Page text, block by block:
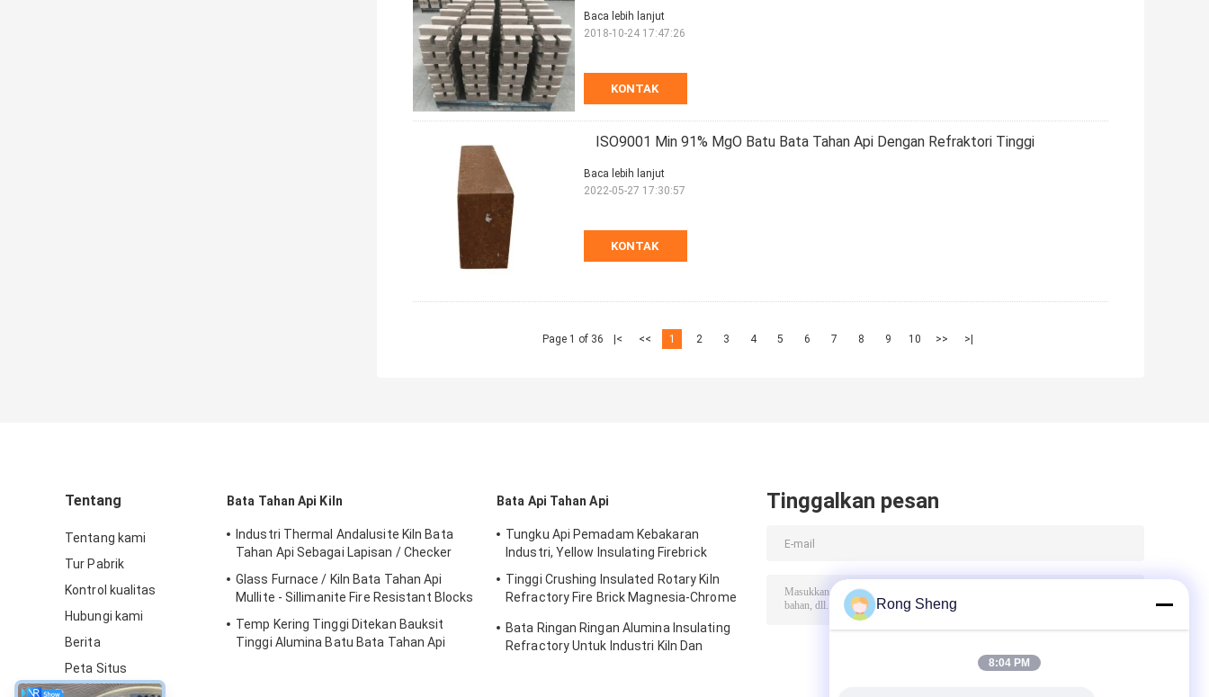
KONTAK
Baca lebih lanjut
2018-10-24 17:47:26
ISO9001 Min 91% MgO Batu Bata Tahan Api Dengan Refraktori Tinggi
KONTAK
Baca lebih lanjut
2022-05-27 17:30:57
Page 1 of 36 |< << 1 2 3 4 5 6 7 8 9 10 >> >|
Tentang
Tentang kami
Tur Pabrik
Kontrol kualitas
Hubungi kami
Berita
Peta Situs
Bata Tahan Api Kiln
Industri Thermal Andalusite Kiln Bata
Tahan Api Sebagai Lapisan / Checker
Glass Furnace / Kiln Bata Tahan Api
Mullite - Sillimanite Fire Resistant Blocks
Temp Kering Tinggi Ditekan Bauksit
Tinggi Alumina Batu Bata Tahan Api
Bata Api Tahan Api
Tungku Api Pemadam Kebakaran
Industri, Yellow Insulating Firebrick
Tinggi Crushing Insulated Rotary Kiln
Refractory Fire Brick Magnesia-Chrome
Bata Ringan Ringan Alumina Insulating
Refractory Untuk Industri Kiln Dan
Tinggalkan pesan
Rong Sheng
8:04 PM